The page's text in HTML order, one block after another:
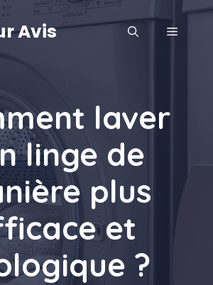
Avis MENU
laver
linge de
plus
et
?